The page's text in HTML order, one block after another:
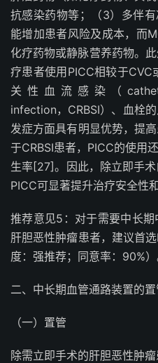
抗感染药物等；（3）多伴
能增加患者风险及成本，而
化疗药物或静脉营养药物。
疗患者使用 PICC相较于CVC
关性血流感染
（
infection， CRBSI） 、血栓
发症方面具有明显优势，提
于CRBSI患者， PICC的使用
生率[27]。因此，除立即手
PICC可显著提升治疗安全性
推荐意见5 ：对于需要中长
肝胆恶性肿瘤患者，建议首选
度：强推荐；同意率： 90%）
二、中长期血管通路装置的
（一）置管
除需立即手术的肝胆恶性肿